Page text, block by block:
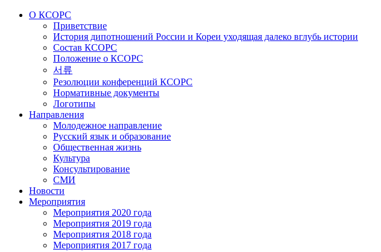
О КСОРС
Приветствие
История дипотношений России и Кореи уходящая далеко вглубь истории
Состав КСОРС
Положение о КСОРС
서류
Резолюции конференций КСОРС
Нормативные документы
Логотипы
Направления
Молодежное направление
Русский язык и образование
Общественная жизнь
Культура
Консультирование
СМИ
Новости
Мероприятия
Мероприятия 2020 года
Мероприятия 2019 года
Мероприятия 2018 годa
Мероприятия 2017 года